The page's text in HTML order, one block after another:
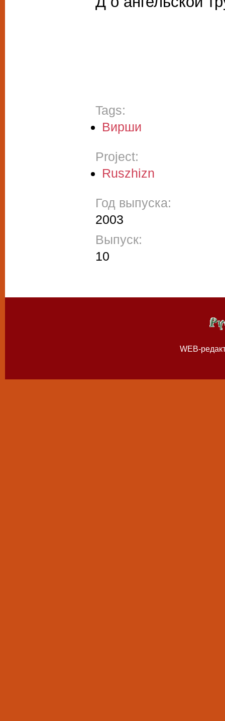
Tags:
Вирши
Project:
Ruszhizn
Год выпуска:
2003
Выпуск:
10
WEB-